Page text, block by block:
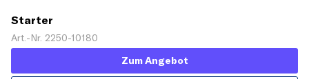
Starter
Art.-Nr. 2250-10180
Zum Angebot